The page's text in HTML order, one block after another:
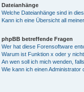
Dateianhänge
Welche Dateianhänge sind in
Kann ich eine Übersicht all
phpBB betreffende Fragen
Wer hat diese Forensoftware
Warum ist Funktion x oder y
An wen soll ich mich wenden,
Wie kann ich einen